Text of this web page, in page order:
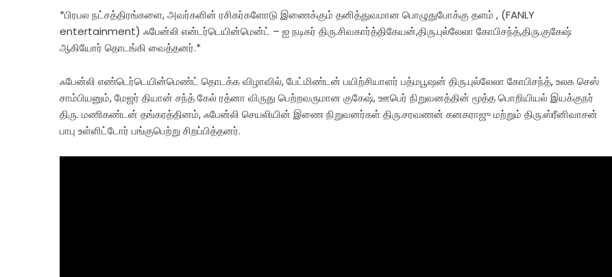
*பிரபல நட்சத்திரங்களை, அவர்களின் ரசிகர்களோடு இணைக்கும் தனித்துவமான பொழுதுபோக்கு தளம் , (FANLY
entertainment) ஃபேன்லி என்டர்டெயின்மென்ட் – ஐ நடிகர் திரு.சிவகார்த்திகேயன்,திரு.புல்லேலா கோபிசந்த்,திரு.குகேஷ்
ஆகியோர் தொடங்கி வைத்தனர்.*
ஃபேன்லி எண்டெர்டெயின்மெண்ட் தொடக்க விழாவில், பேட்மிண்டன் பயிற்சியாளர் பத்மபூஷன் திரு.புல்லேலா கோபிசந்த், உலக செஸ்
சாம்பியனும், மேஜர் தியான் சந்த் கேல் ரத்னா விருது பெற்றவருமான குகேஷ், ஊபெர் நிறுவனத்தின் மூத்த பொறியியல் இயக்குநர்
திரு. மணிகண்டன் தங்கரத்தினம், ஃபேன்லி செயலியின் இணை நிறுவனர்கள் திரு.சரவணன் கனகராஜு மற்றும் திரு.ஸ்ரீனிவாசன்
பாபு உள்ளிட்டோர் பங்குபெற்று சிறப்பித்தனர்.